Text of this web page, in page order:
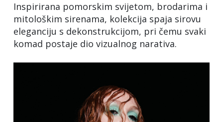
Inspirirana pomorskim svijetom, brodarima i
mitološkim sirenama, kolekcija spaja sirovu
eleganciju s dekonstrukcijom, pri čemu svaki
komad postaje dio vizualnog narativa.